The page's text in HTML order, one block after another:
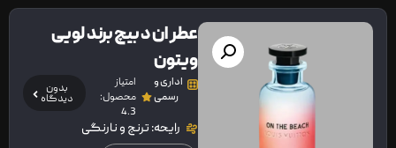
عطر ان د بیچ برند لویی
ویتون
اداری و
رسمی
امتیاز
محصول:
4.3
بدون
دیدگاه
رایحه: ترنج و نارنگی